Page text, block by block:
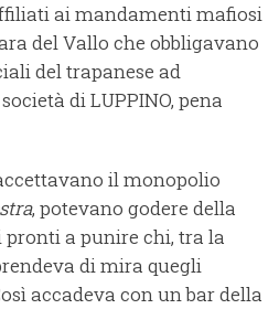
ai mandamenti mafiosi
del Vallo che obbligavano
del trapanese ad
di LUPPINO, pena
il monopolio
, potevano godere della
pronti a punire chi, tra la
di mira quegli
accadeva con un bar della